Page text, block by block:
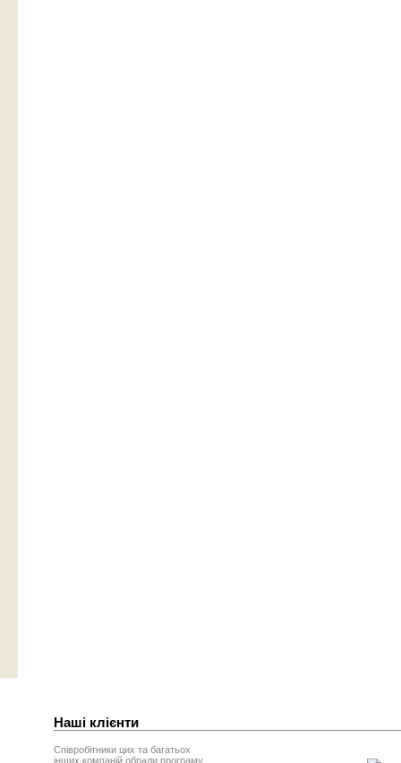
Наші клієнти
Співробітники цих та багатьох
інших компаній обрали програму